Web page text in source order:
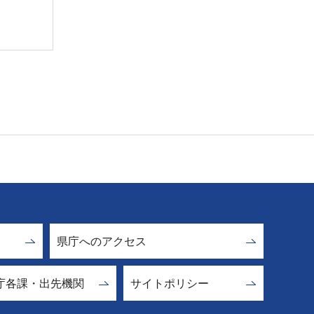
県庁へのアクセス
各課・出先機関 サイトポリシー